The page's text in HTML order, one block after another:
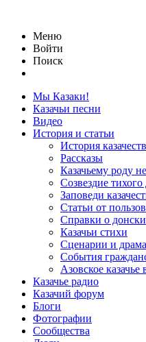
Меню
Войти
Поиск
Мы Казаки!
Казачьи песни
Видео
История и статьи
История
Рассказы
Казачьему роду
Созвездие тихого
Заповеди
Статьи от
Справки о
Казачьи стихи
Сценарии и
События
Азовское казачье
Казачье радио
Казачий форум
Блоги
Фотографии
Сообщества